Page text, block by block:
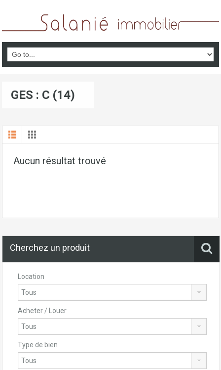
GES : C (14)
Aucun résultat trouvé
Cherchez un produit
Location
Acheter / Louer
Type de bien